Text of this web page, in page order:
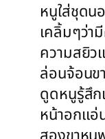
หนูใส่ชุดน
เคลิ้มๆว่า
ความสยิว
ล่อนจ้อนข
ดูดหนูรู้สึก
หน้าอกแอ่